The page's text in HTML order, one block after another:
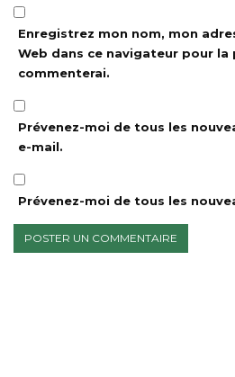
Enregistrez mon nom, mon
Web dans ce navigateur pour
commenterai.
Prévenez-moi de tous les
e-mail.
Prévenez-moi de tous les